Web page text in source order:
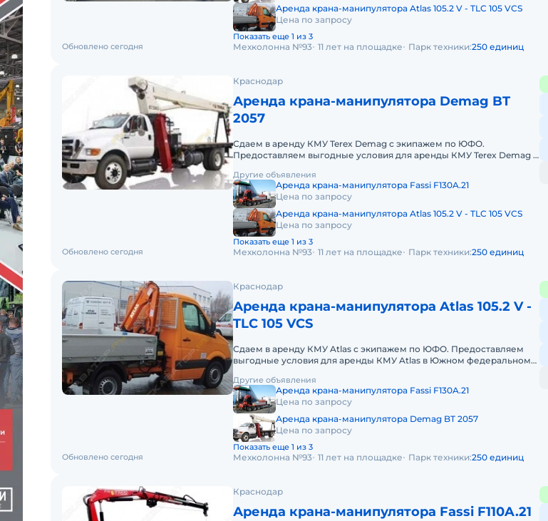
Аренда крана-манипулятора Atlas 105.2 V - TLC 105 VCS
Цена по запросу
Показать еще 1 из 3
Обновлено сегодня Мехколонна №93 11 лет на площадке Парк техники:250 единиц
Краснодар
Аренда крана-манипулятора Demag BT
2057
Сдаем в аренду КМУ Terex Demag с экипажем по ЮФО.
Предоставляем выгодные условия для аренды КМУ Terex Demag в
Другие объявления
Аренда крана-манипулятора Fassi F130A.21
Цена по запросу
Аренда крана-манипулятора Atlas 105.2 V - TLC 105 VCS
Цена по запросу
Показать еще 1 из 3
Обновлено сегодня Мехколонна №93 11 лет на площадке Парк техники:250 единиц
Краснодар
Аренда крана-манипулятора Atlas 105.2 V -
TLC 105 VCS
Сдаем в аренду КМУ Atlas с экипажем по ЮФО. Предоставляем
выгодные условия для аренды КМУ Atlas в Южном федеральном
Другие объявления
Аренда крана-манипулятора Fassi F130A.21
Цена по запросу
Аренда крана-манипулятора Demag BT 2057
Цена по запросу
Показать еще 1 из 3
Обновлено сегодня Мехколонна №93 11 лет на площадке Парк техники:250 единиц
Краснодар
Аренда крана-манипулятора Fassi F110A.21